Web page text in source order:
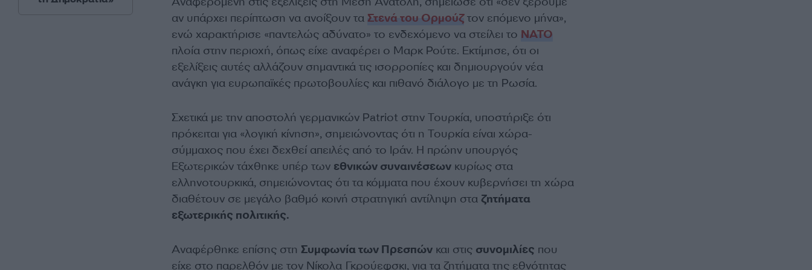
αν υπάρχει περίπτωση να ανοίξουν τα Στενά του Ορμούζτον επόμενο μήνα»,
ενώ χαρακτήρισε «παντελώς αδύνατο» το ενδεχόμενο να στείλει το ΝΑΤΟ
πλοία στην περιοχή, όπως είχε αναφέρει ο Μαρκ Ρούτε. Εκτίμησε, ότι οι
εξελίξεις αυτές αλλάζουν σημαντικά τις ισορροπίες και δημιουργούν νέα
ανάγκη για ευρωπαϊκές πρωτοβουλίες και πιθανό διάλογο με τη Ρωσία.
Σχετικά με την αποστολή γερμανικών Patriot στην Τουρκία, υποστήριξε ότι
πρόκειται για «λογική κίνηση», σημειώνοντας ότι η Τουρκία είναι χώρα-
σύμμαχος που έχει δεχθεί απειλές από το Ιράν. Η πρώην υπουργός
Εξωτερικών τάχθηκε υπέρ των εθνικών συναινέσεωνκυρίως στα
ελληνοτουρκικά, σημειώνοντας ότι τα κόμματα που έχουν κυβερνήσει τη χώρα
διαθέτουν σε μεγάλο βαθμό κοινή στρατηγική αντίληψη στα ζητήματα
εξωτερικής πολιτικής.
Αναφέρθηκε επίσης στη Συμφωνία των Πρεσπώνκαι στις συνομιλίες που
είχε στο παρελθόν με τον Νίκολα Γκρούεφσκι, για τα ζητήματα της εθνότητας